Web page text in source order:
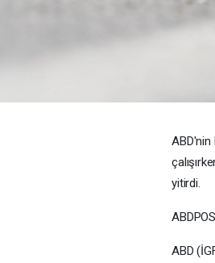
ABD'nin
yitirdi.
ABD